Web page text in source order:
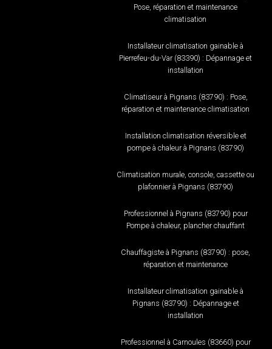
Pose, réparation et maintenance
climatisation
Installateur climatisation gainable à
Pierrefeu-du-Var (83390) : Dépannage et
installation
Climatiseur à Pignans (83790) : Pose,
réparation et maintenance climatisation
Installation climatisation réversible et
pompe à chaleur à Pignans (83790)
Climatisation murale, console, cassette ou
plafonnier à Pignans (83790)
Professionnel à Pignans (83790) pour
Pompe à chaleur, plancher chauffant
Chauffagiste à Pignans (83790) : pose,
réparation et maintenance
Installateur climatisation gainable à
Pignans (83790) : Dépannage et
installation
Professionnel à Carnoules (83660) pour